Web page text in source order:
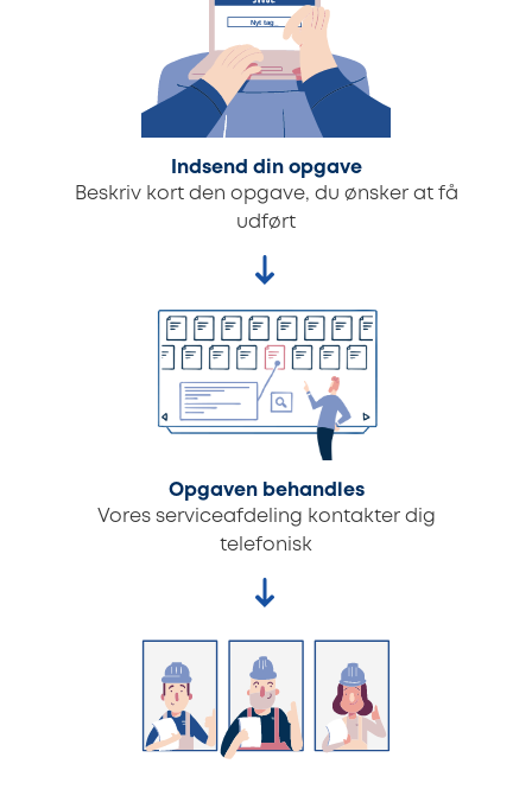
Indsend din opgave
Beskriv kort den opgave, du ønsker at få
udført
Opgaven behandles
Vores serviceafdeling kontakter dig
telefonisk